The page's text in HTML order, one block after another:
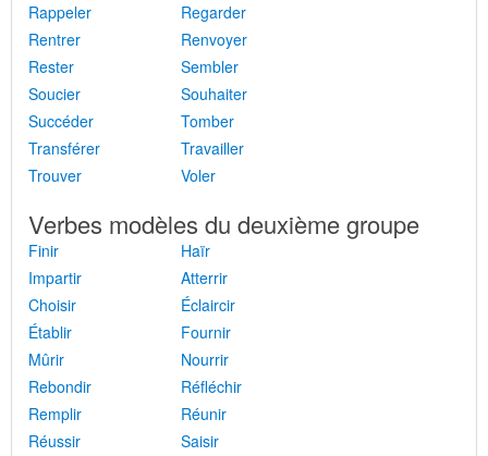
Rappeler
Regarder
Rentrer
Renvoyer
Rester
Sembler
Soucier
Souhaiter
Succéder
Tomber
Transférer
Travailler
Trouver
Voler
Verbes modèles du deuxième groupe
Finir
Haïr
Impartir
Atterrir
Choisir
Éclaircir
Établir
Fournir
Mûrir
Nourrir
Rebondir
Réfléchir
Remplir
Réunir
Réussir
Saisir